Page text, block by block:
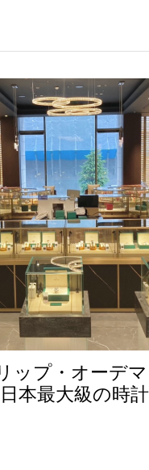
ップ・オーデ
本最大級の時